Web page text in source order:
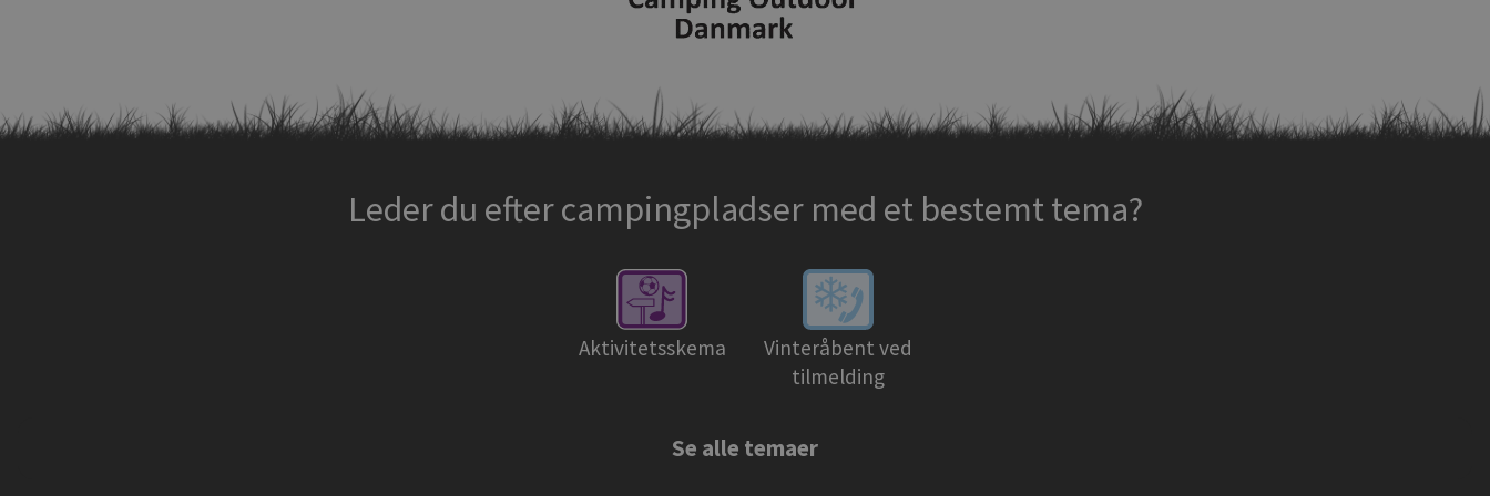
Leder du efter campingpladser med et bestemt tema?
Aktivitetsskema
Vinteråbent ved
tilmelding
Se alle temaer